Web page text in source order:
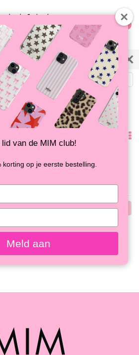
0
Terug
met basic
Meest
lid van de MIM club!
korting op je eerste bestelling.
Meld aan